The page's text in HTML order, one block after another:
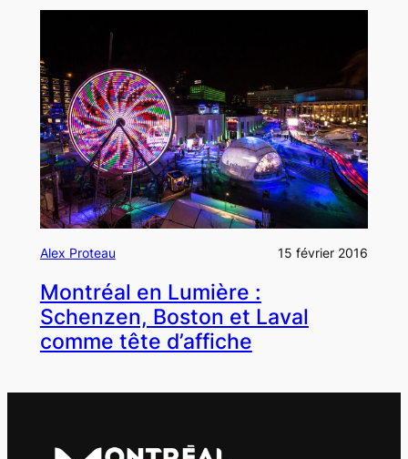
Alex Proteau 15 février 2016
Montréal en Lumière :
Schenzen, Boston et Laval
comme tête d’affiche